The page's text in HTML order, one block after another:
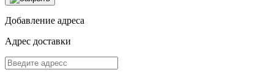
Добавление адреса
Адрес доставки